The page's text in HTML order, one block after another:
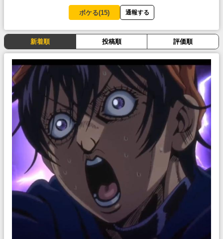
ボケる(15) 通報する
新着順 投稿順 評価順